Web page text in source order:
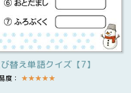
替え単語クイズ【7】
度： ★★★★★